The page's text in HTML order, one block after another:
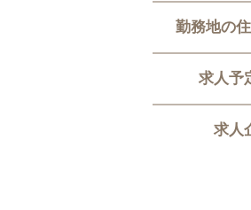
勤務地の
求人予
求人